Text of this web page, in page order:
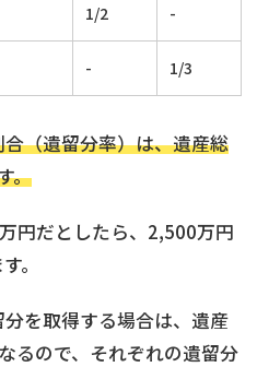
1/2 -
- 1/3
（遺留分率）は、遺産総
。
円だとしたら、2,500万円
。
を取得する場合は、遺産
るので、それぞれの遺留分